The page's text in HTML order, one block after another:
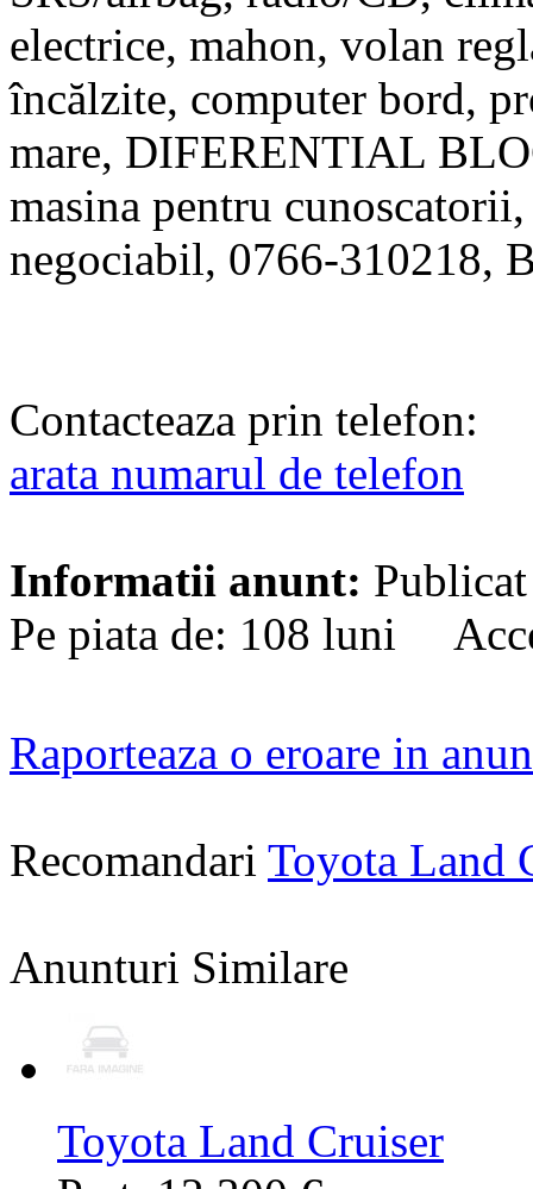
electrice, mahon, volan
încălzite, computer bord,
mare, DIFERENTIAL
masina pentru
negociabil, 0766-310218,
Contacteaza prin telefon:
arata numarul de telefon
Informatii anunt:
Pe piata de: 108 luni
Raporteaza o eroare in
Recomandari Toyota Land
Anunturi Similare
Toyota Land Cruiser